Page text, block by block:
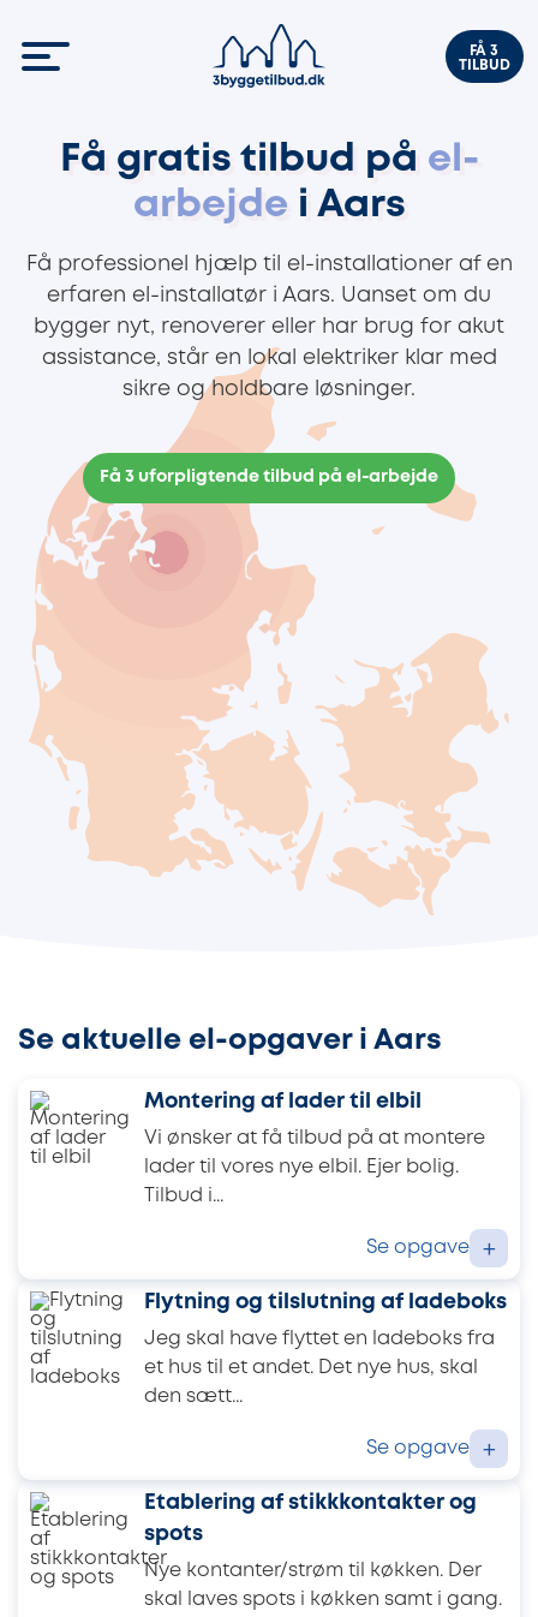
FÅ 3
TILBUD
Få gratis tilbud på el-
arbejde i Aars
Få professionel hjælp til el-installationer af en
erfaren el-installatør i Aars. Uanset om du
bygger nyt, renoverer eller har brug for akut
assistance, står en lokal elektriker klar med
sikre og holdbare løsninger.
Få 3 uforpligtende tilbud på el-arbejde
Se aktuelle el-opgaver i Aars
Montering af lader til elbil
Vi ønsker at få tilbud på at montere
lader til vores nye elbil. Ejer bolig.
Tilbud i...
Se opgave +
Flytning og tilslutning af ladeboks
Jeg skal have flyttet en ladeboks fra
et hus til et andet. Det nye hus, skal
den sætt...
Se opgave +
Etablering af stikkkontakter og
spots
Nye kontanter/strøm til køkken. Der
skal laves spots i køkken samt i gang.